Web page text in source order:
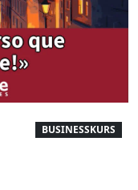
BUSINESSKURS